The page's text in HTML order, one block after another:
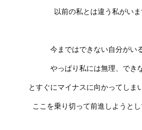
以前の私とは違う私がいま
今まではできない自分がい
やっぱり私には無理、でき
とすぐにマイナスに向かってしま
ここを乗り切って前進しようとし